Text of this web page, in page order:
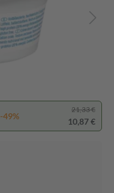
-49%
21,33 €
10,87 €